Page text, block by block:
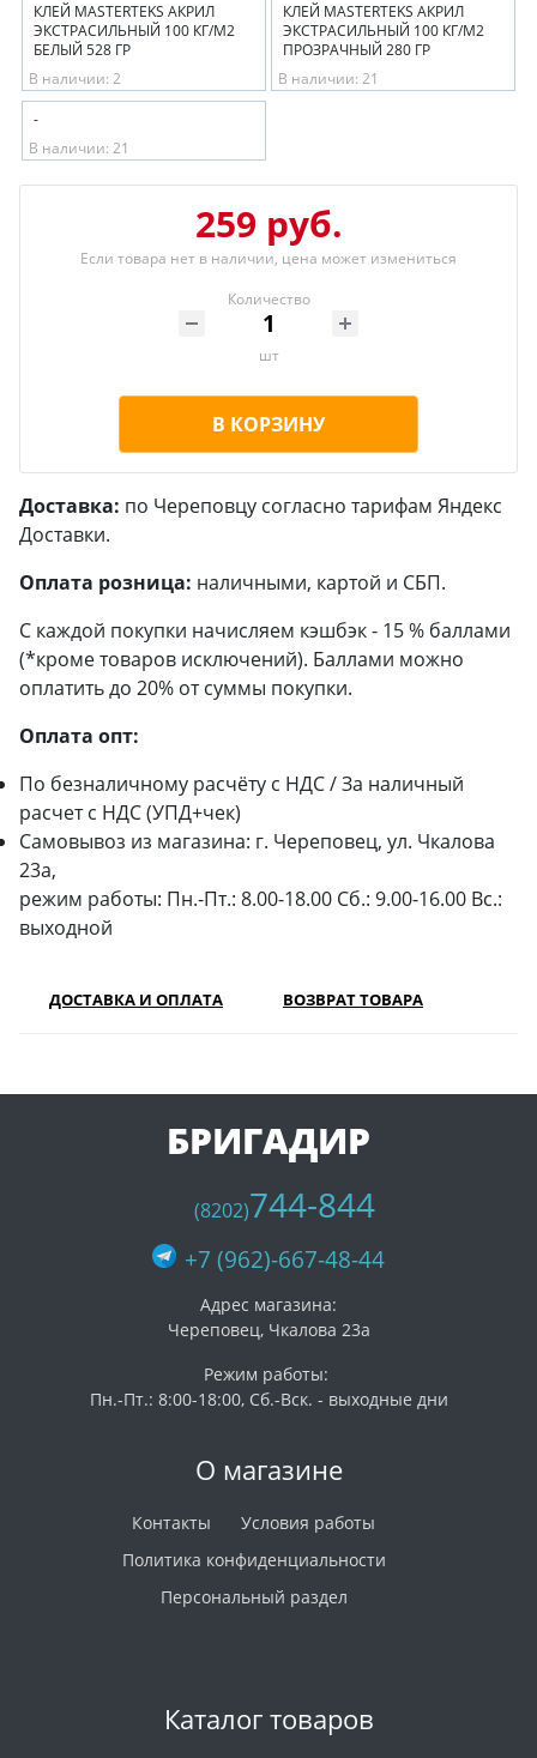
КЛЕЙ MASTERTEKS АКРИЛ
ЭКСТРАСИЛЬНЫЙ 100 КГ/М2
БЕЛЫЙ 528 ГР
В наличии: 2
КЛЕЙ MASTERTEKS АКРИЛ
ЭКСТРАСИЛЬНЫЙ 100 КГ/М2
ПРОЗРАЧНЫЙ 280 ГР
В наличии: 21
-
В наличии: 21
259 руб.
Если товара нет в наличии, цена может измениться
Количество
шт
В КОРЗИНУ
Доставка: по Череповцу согласно тарифам Яндекс
Доставки.
Оплата розница: наличными, картой и СБП.
С каждой покупки начисляем кэшбэк - 15 % баллами
(*кроме товаров исключений). Баллами можно
оплатить до 20% от суммы покупки.
Оплата опт:
По безналичному расчёту с НДС / За наличный
расчет с НДС (УПД+чек)
Самовывоз из магазина: г. Череповец, ул. Чкалова
23а,
режим работы: Пн.-Пт.: 8.00-18.00 Сб.: 9.00-16.00 Вс.:
выходной
ДОСТАВКА И ОПЛАТА ВОЗВРАТ ТОВАРА
О магазине
Контакты
Условия работы
Политика конфиденциальности
Персональный раздел
Каталог товаров
БРИГАДИР
(8202)744-844
+7 (962)-667-48-44
Адрес магазина:
Череповец, Чкалова 23а
Режим работы:
Пн.-Пт.: 8:00-18:00, Сб.-Вск. - выходные дни